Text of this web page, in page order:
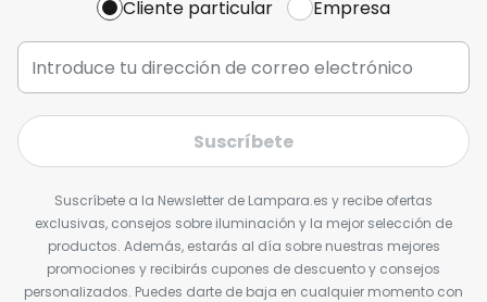
Cliente particular Empresa
Suscríbete
Suscríbete a la Newsletter de Lampara.es y recibe ofertas
exclusivas, consejos sobre iluminación y la mejor selección de
productos. Además, estarás al día sobre nuestras mejores
promociones y recibirás cupones de descuento y consejos
personalizados. Puedes darte de baja en cualquier momento con